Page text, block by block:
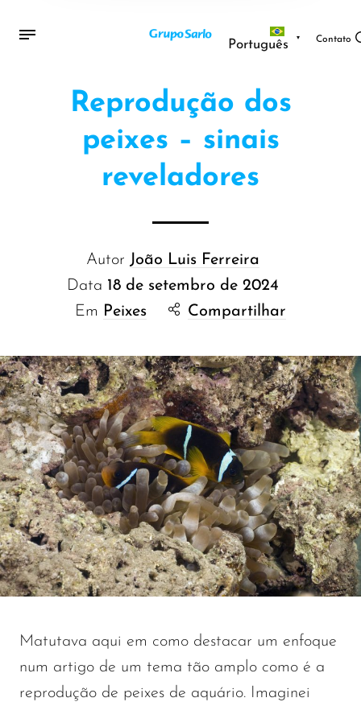
Português Contato
Reprodução dos
peixes – sinais
reveladores
Autor João Luis Ferreira
Data 18 de setembro de 2024
Em Peixes Compartilhar
Matutava aqui em como destacar um enfoque
num artigo de um tema tão amplo como é a
reprodução de peixes de aquário. Imaginei